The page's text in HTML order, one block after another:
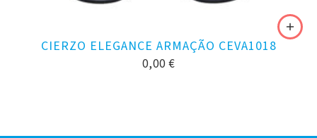
CIERZO ELEGANCE ARMAÇÃO CEVA1018
0,00 €